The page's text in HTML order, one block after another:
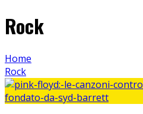
Rock
Home
Rock